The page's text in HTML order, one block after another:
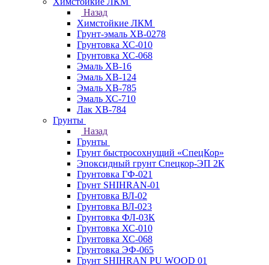
Назад
Химстойкие ЛКМ
Грунт-эмаль ХВ-0278
Грунтовка ХС-010
Грунтовка ХС-068
Эмаль ХВ-16
Эмаль ХВ-124
Эмаль ХВ-785
Эмаль ХС-710
Лак ХВ-784
Грунты
Назад
Грунты
Грунт быстросохнущий «СпецКор»
Эпоксидный грунт Спецкор-ЭП 2К
Грунтовка ГФ-021
Грунт SHIHRAN-01
Грунтовка ВЛ-02
Грунтовка ВЛ-023
Грунтовка ФЛ-03К
Грунтовка ХС-010
Грунтовка ХС-068
Грунтовка ЭФ-065
Грунт SHIHRAN PU WOOD 01